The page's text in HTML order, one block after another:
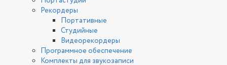
Рекордеры
Портативные
Студийные
Видеорекордеры
Программное обеспечение
Комплекты для звукозаписи